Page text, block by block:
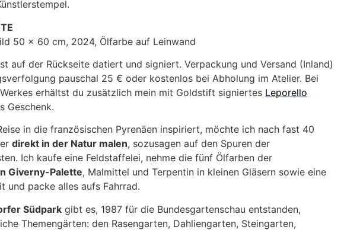
50 x 60 cm, 2024, Ölfarbe auf Leinwand
auf der Rückseite datiert und signiert. Verpackung und Versand (Inland)
pauschal 25 € oder kostenlos bei Abholung im Atelier. Bei
erhältst du zusätzlich mein mit Goldstift signiertes Leporello
Geschenk.
in die französischen Pyrenäen inspiriert, möchte ich nach fast 40
direkt in der Natur malen, sozusagen auf den Spuren der
Ich kaufe eine Feldstaffelei, nehme die fünf Ölfarben der
Giverny-Palette, Malmittel und Terpentin in kleinen Gläsern sowie eine
und packe alles aufs Fahrrad.
Südpark gibt es, 1987 für die Bundesgartenschau entstanden,
Themengärten: den Rasengarten, Dahliengarten, Steingarten,